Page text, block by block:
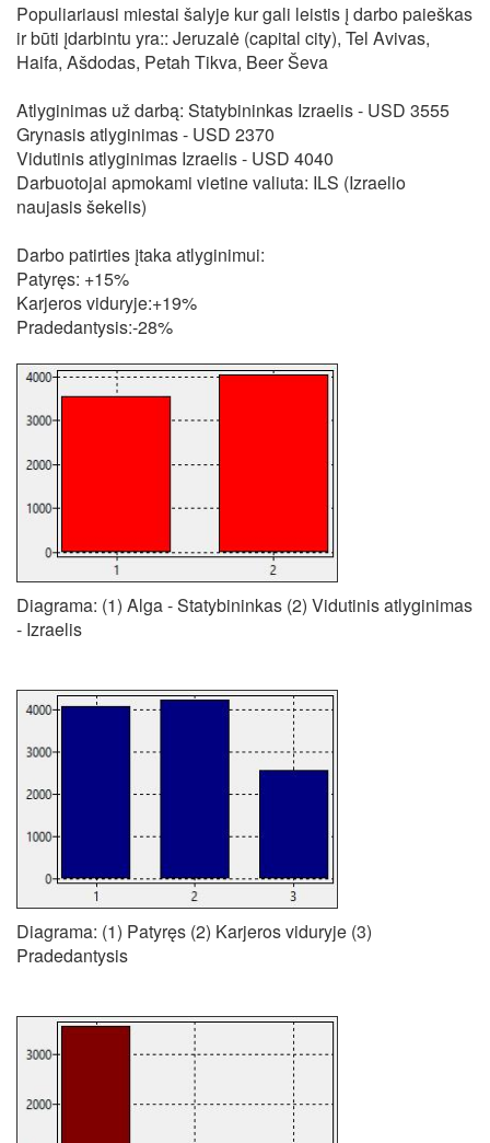
Populiariausi miestai šalyje kur gali leistis į darbo paieškas
ir būti įdarbintu yra:: Jeruzalė (capital city), Tel Avivas,
Haifa, Ašdodas, Petah Tikva, Beer Ševa
Atlyginimas už darbą: Statybininkas Izraelis - USD 3555
Grynasis atlyginimas - USD 2370
Vidutinis atlyginimas Izraelis - USD 4040
Darbuotojai apmokami vietine valiuta: ILS (Izraelio
naujasis šekelis)
Darbo patirties įtaka atlyginimui:
Patyręs: +15%
Karjeros viduryje:+19%
Pradedantysis:-28%
Diagrama: (1) Alga - Statybininkas (2) Vidutinis atlyginimas
- Izraelis
Diagrama: (1) Patyręs (2) Karjeros viduryje (3)
Pradedantysis